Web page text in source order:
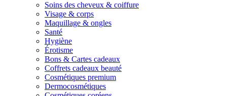
Soins des cheveux & coiffure
Visage & corps
Maquillage & ongles
Santé
Hygiène
Érotisme
Bons & Cartes cadeaux
Coffrets cadeaux beauté
Cosmétiques premium
Dermocosmétiques